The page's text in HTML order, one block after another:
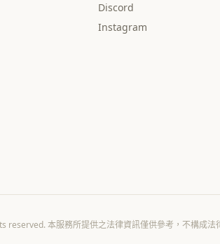
Discord
Instagram
reserved. 本服務所提供之法律資訊僅供參考，不構成法